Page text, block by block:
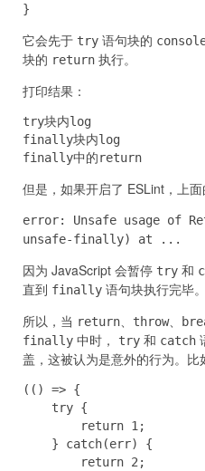
}
它会先于 try 语句块的
块的 return 执行。
打印结果：
try块内log
finally块内log
finally中的return
但是，如果开启了 ESLint，上面
error: Unsafe usage of
unsafe-finally) at ...
因为 JavaScript 会暂停 try 和
直到 finally 语句块执行完毕。
所以，当 return throw、
finally 中时， try 和 catch
盖，这被认为是意外的行为。比
(() => {
try {
return 1;
} catch(err) {
return 2;